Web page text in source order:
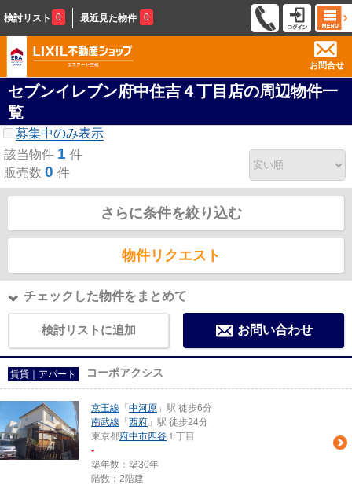
検討リスト 0 最近見た物件 0
お問合せ
セブンイレブン府中住吉４丁目店の周辺物件一
覧
募集中のみ表示
該当物件 1 件
販売数 0 件
さらに条件を絞り込む
物件リクエスト
チェックした物件をまとめて
検討リストに追加 お問い合わせ
賃貸｜アパート コーポアクシス
京王線 「 中河原 」駅 徒歩6分
南武線 「 西府 」駅 徒歩24分
東京都府中市四谷 １丁目
-
築年数：築30年
階数：2階建